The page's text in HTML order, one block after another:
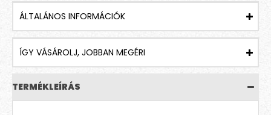
ÁLTALÁNOS INFORMÁCIÓK
ÍGY VÁSÁROLJ, JOBBAN MEGÉRI
TERMÉKLEÍRÁS